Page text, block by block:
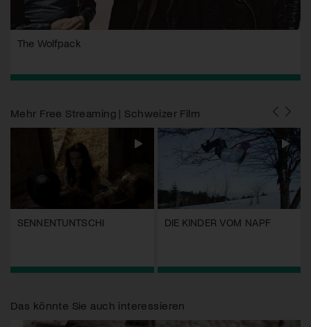
The Wolfpack
Mehr Free Streaming | Schweizer Film
SENNENTUNTSCHI DIE KINDER VOM NAPF
Das könnte Sie auch interessieren